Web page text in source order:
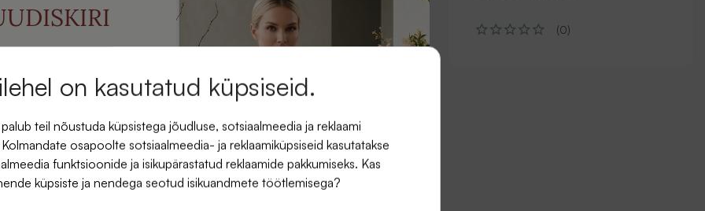
(0) (0) (0)
-5% allahindlust oma
tellimusest.
on kasutatud küpsiseid.
teil nõustuda küpsistega jõudluse, sotsiaalmeedia ja reklaami
osapoolte sotsiaalmeedia- ja reklaamiküpsiseid kasutatakse
funktsioonide ja isikupärastatud reklaamide pakkumiseks. Kas
küpsiste ja nendega seotud isikuandmete töötlemisega?